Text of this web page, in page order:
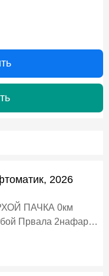
2026
ПАЧКА 0км
100км Мегарда То